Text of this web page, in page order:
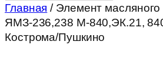
Главная / Элемент
ЯМЗ-236,238 М-840,ЭК.21,
Кострома/Пушкино